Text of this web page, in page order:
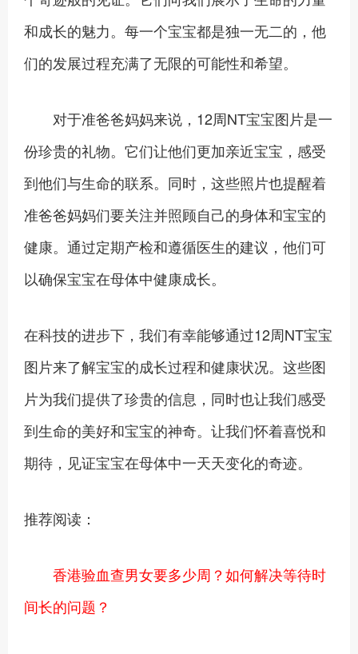
和成长的魅力。每一个宝宝都是独一无二的，他
们的发展过程充满了无限的可能性和希望。
对于准爸爸妈妈来说，12周NT宝宝图片是一
份珍贵的礼物。它们让他们更加亲近宝宝，感受
到他们与生命的联系。同时，这些照片也提醒着
准爸爸妈妈们要关注并照顾自己的身体和宝宝的
健康。通过定期产检和遵循医生的建议，他们可
以确保宝宝在母体中健康成长。
在科技的进步下，我们有幸能够通过12周NT宝宝
图片来了解宝宝的成长过程和健康状况。这些图
片为我们提供了珍贵的信息，同时也让我们感受
到生命的美好和宝宝的神奇。让我们怀着喜悦和
期待，见证宝宝在母体中一天天变化的奇迹。
推荐阅读：
香港验血查男女要多少周？如何解决等待时
间长的问题？